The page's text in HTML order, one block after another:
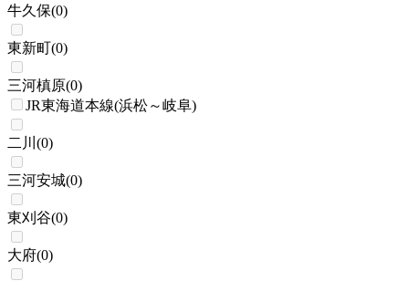
牛久保(0)
東新町(0)
三河槙原(0)
JR東海道本線(浜松～岐阜)
二川 (0)
三河安城(0)
東刈谷(0)
大府(0)